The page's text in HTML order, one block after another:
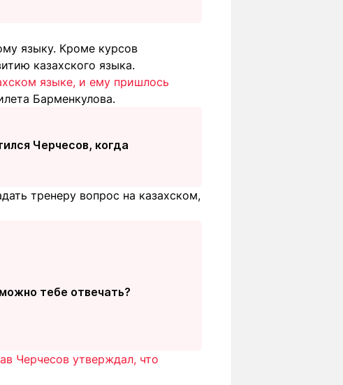
языку. Кроме курсов
казахского языка.
языке, и ему пришлось
Барменкулова.
Черчесов, когда
тренеру вопрос на казахском,
тебе отвечать?
Черчесов утверждал, что